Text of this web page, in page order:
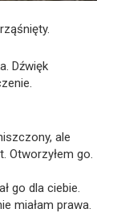
Dźwięk
ale
Otworzyłem go.
go dla ciebie.
miałam prawa.